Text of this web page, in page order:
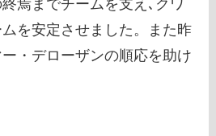
焉までチームを支え､クワ
を安定させました。また昨
・デローザンの順応を助け